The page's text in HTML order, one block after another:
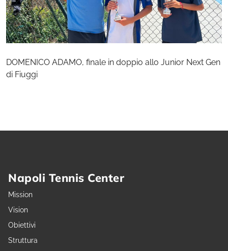
DOMENICO ADAMO, finale in doppio allo Junior Next Gen
di Fiuggi
Napoli Tennis Center
Mission
Vision
Obiettivi
Struttura